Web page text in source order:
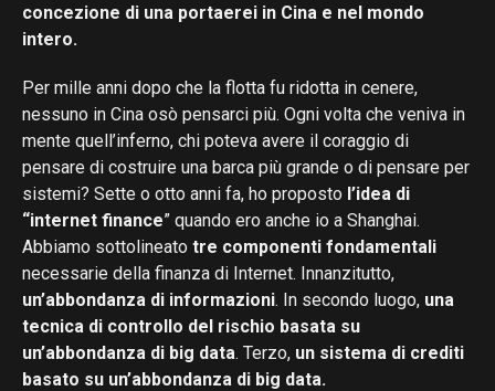
concezione di una portaerei in Cina e nel mondo
intero.
Per mille anni dopo che la flotta fu ridotta in cenere,
nessuno in Cina osò pensarci più. Ogni volta che veniva in
mente quell’inferno, chi poteva avere il coraggio di
pensare di costruire una barca più grande o di pensare per
sistemi? Sette o otto anni fa, ho proposto l’idea di
“internet finance” quando ero anche io a Shanghai.
Abbiamo sottolineato tre componenti fondamentali
necessarie della finanza di Internet. Innanzitutto,
un’abbondanza di informazioni. In secondo luogo, una
tecnica di controllo del rischio basata su
un’abbondanza di big data. Terzo, un sistema di crediti
basato su un’abbondanza di big data.